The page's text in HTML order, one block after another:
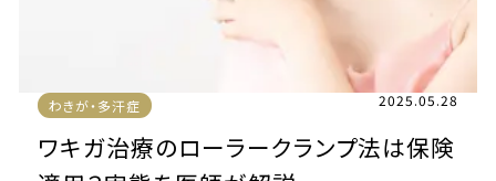
わきが・多汗症 2025.05.28
ワキガ治療のローラークランプ法は保険